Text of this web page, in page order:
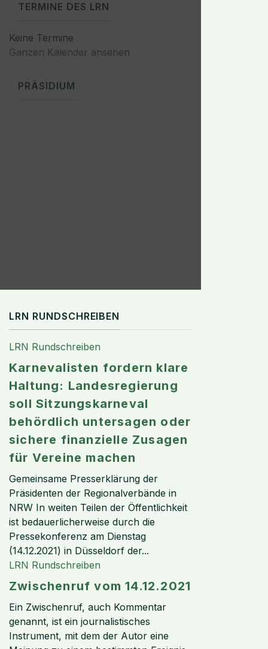
TERMINE DES LRN
Keine Termine
Ganzen Kalender ansehen
PRÄSIDIUM
LRN RUNDSCHREIBEN
LRN Rundschreiben
Karnevalisten fordern klare
Haltung: Landesregierung
soll Sitzungskarneval
behördlich untersagen oder
sichere finanzielle Zusagen
für Vereine machen
Gemeinsame Presserklärung der
Präsidenten der Regionalverbände in
NRW In weiten Teilen der Öffentlichkeit
ist bedauerlicherweise durch die
Pressekonferenz am Dienstag
(14.12.2021) in Düsseldorf der...
LRN Rundschreiben
Zwischenruf vom 14.12.2021
Ein Zwischenruf, auch Kommentar
genannt, ist ein journalistisches
Instrument, mit dem der Autor eine